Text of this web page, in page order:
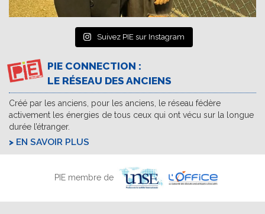
Suivez PIE sur Instagram
PIE CONNECTION :
LE RÉSEAU DES ANCIENS
Créé par les anciens, pour les anciens, le réseau fédère
activement les énergies de tous ceux qui ont vécu sur la longue
durée l’étranger.
EN SAVOIR PLUS
PIE membre de